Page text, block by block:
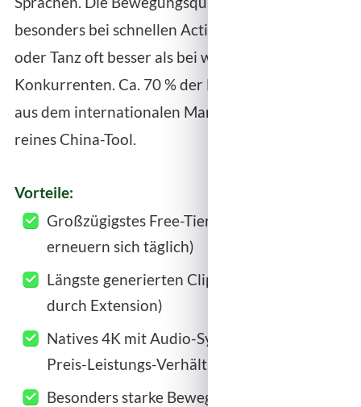
besonders bei schnellen Actionszenen wie Sport
oder Tanz oft besser als bei westlichen
Konkurrenten. Ca. 70 % der Einnahmen kommen
aus dem internationalen Markt – definitiv kein
reines China-Tool.
Vorteile:
Großzügigstes Free-Tier (66 Credits/Tag,
erneuern sich täglich)
Längste generierten Clips (bis 3 Minuten
durch Extension)
Natives 4K mit Audio-Sync – unschlagbares
Preis-Leistungs-Verhältnis
Besonders starke Bewegungsqualität bei